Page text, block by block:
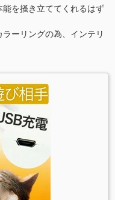
を掻き立ててくれるはず
ーリングの為、インテリ